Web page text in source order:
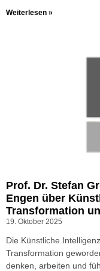
Weiterlesen »
Prof. Dr. Stefan
Engen über
Transformation
19. Oktober 2025
Die Künstliche
Transformation
denken, arbeiten und